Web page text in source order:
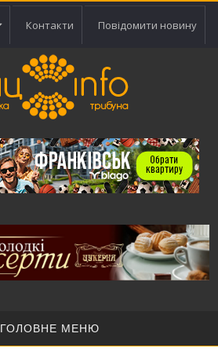
Контакти Повідомити новину
ГОЛОВНЕ МЕНЮ